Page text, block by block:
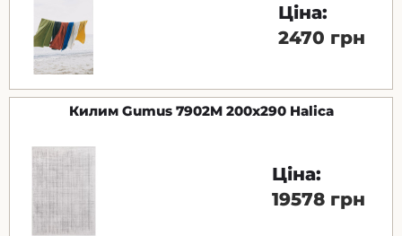
Ціна:
2470 грн
Килим Gumus 7902M 200х290 Halica
Ціна:
19578 грн